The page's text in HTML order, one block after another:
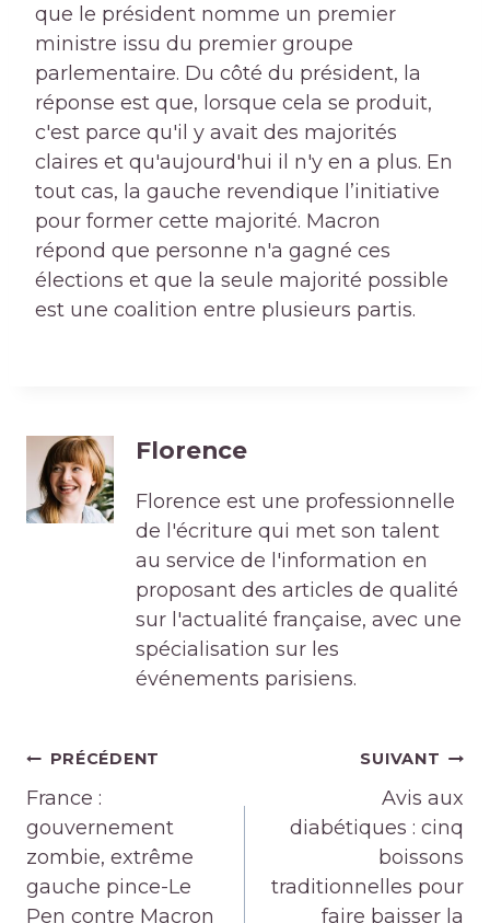
que le président nomme un premier
ministre issu du premier groupe
parlementaire. Du côté du président, la
réponse est que, lorsque cela se produit,
c'est parce qu'il y avait des majorités
claires et qu'aujourd'hui il n'y en a plus. En
tout cas, la gauche revendique l’initiative
pour former cette majorité. Macron
répond que personne n'a gagné ces
élections et que la seule majorité possible
est une coalition entre plusieurs partis.
Florence
Florence est une professionnelle
de l'écriture qui met son talent
au service de l'information en
proposant des articles de qualité
sur l'actualité française, avec une
spécialisation sur les
événements parisiens.
Navigation
de
l’article
PRÉCÉDENT
France :
gouvernement
zombie, extrême
gauche pince-Le
Pen contre Macron
SUIVANT
Avis aux
diabétiques : cinq
boissons
traditionnelles pour
faire baisser la